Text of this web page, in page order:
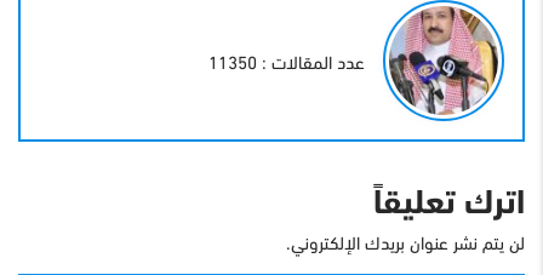
عدد المقالات : 11350
اترك تعليقاً
لن يتم نشر عنوان بريدك الإلكتروني.